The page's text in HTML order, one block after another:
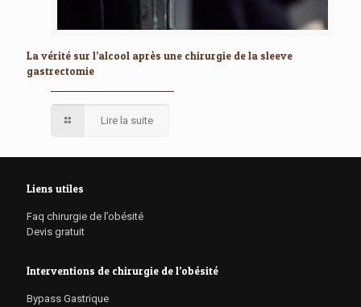
La vérité sur l’alcool après une chirurgie de la sleeve
gastrectomie
Lire la suite
Liens utiles
Faq chirurgie de l’obésité
Devis gratuit
Interventions de chirurgie de l’obésité
Bypass Gastrique